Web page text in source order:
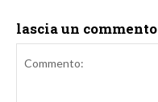
lascia un commento